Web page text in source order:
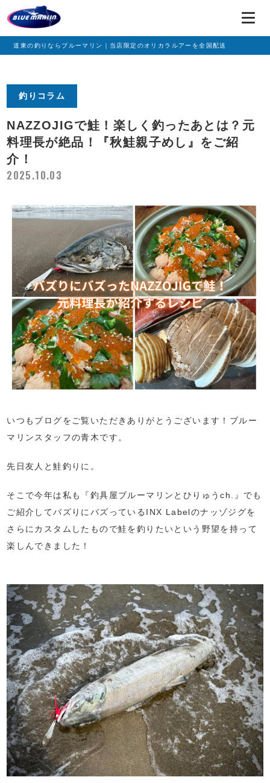
道東の釣りならブルーマリン｜当店限定のオリカラルアーを全国配送
釣りコラム
NAZZOJIGで鮭！楽しく釣ったあとは？元
料理長が絶品！『秋鮭親子めし』をご紹
介！
2025.10.03
いつもブログをご覧いただきありがとうございます！ブルー
マリンスタッフの青木です。
先日友人と鮭釣りに。
そこで今年は私も『釣具屋ブルーマリンとひりゅうch.』でも
ご紹介してバズりにバズっているINX Labelのナッゾジグを
さらにカスタムしたもので鮭を釣りたいという野望を持って
楽しんできました！